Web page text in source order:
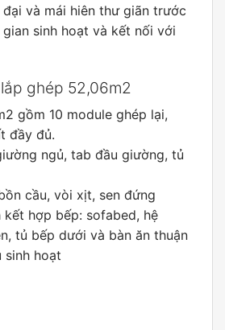
và mái hiên thư giãn trước
sinh hoạt và kết nối với
ghép 52,06m2
gồm 10 module ghép lại,
đầy đủ.
ngủ, tab đầu giường, tủ
cầu, vòi xịt, sen đứng
kết hợp bếp: sofabed, hệ
tủ bếp dưới và bàn ăn thuận
sinh hoạt